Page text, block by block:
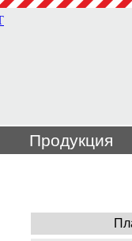
Продукция